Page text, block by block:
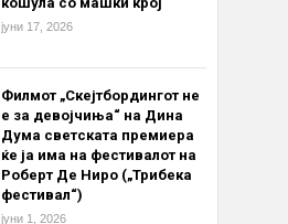
јуни 17, 2026
Филмот „Скејтбордингот не
е за девојчиња“ на Дина
Дума светската премиера
ќе ја има на фестивалот на
Роберт Де Ниро („Трибека
фестивал“)
јуни 1, 2026